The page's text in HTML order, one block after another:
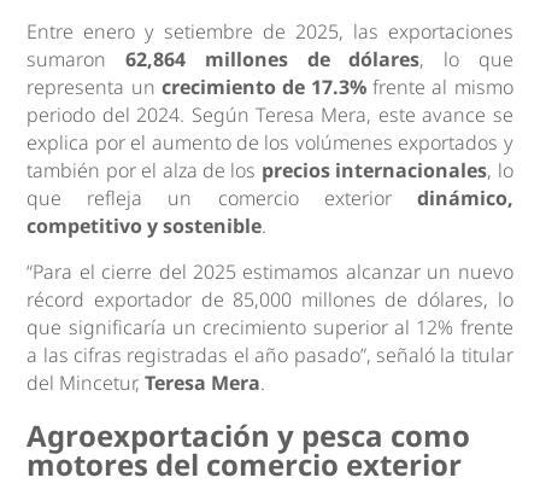
Entre enero y setiembre de 2025, las exportaciones
sumaron62,864 millones de dólares, lo que
representa un crecimiento de 17.3% frente al mismo
periodo del 2024. Según Teresa Mera, este avance se
explica por el aumento de los volúmenes exportados y
también por el alza de los precios internacionales, lo
que refleja un comercio exterior dinámico,
competitivo y sostenible.
“Para el cierre del 2025 estimamos alcanzar un nuevo
récord exportador de 85,000 millones de dólares, lo
que significaría un crecimiento superior al 12% frente
a las cifras registradas el año pasado”, señaló la titular
del Mincetur,Teresa Mera.
Agroexportación y pesca como
motores del comercio exterior